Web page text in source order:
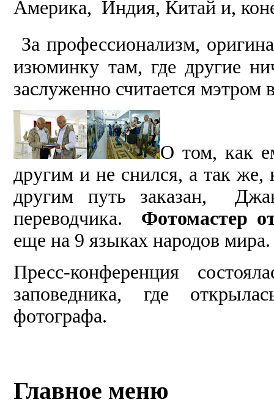
Америка, Индия, Китай и,
За профессионализм,
изюминку там, где другие
заслуженно считается
О том, как
другим и не снился, а так же,
другим путь заказан,
переводчика. Фотомастер
еще на 9 языках народов мира.
Пресс-конференция
заповедника, где
фотографа.
Главное меню